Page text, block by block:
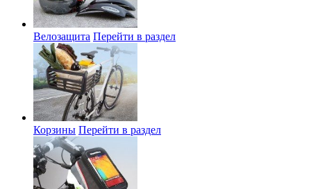
Велозащита Перейти в раздел
Корзины Перейти в раздел